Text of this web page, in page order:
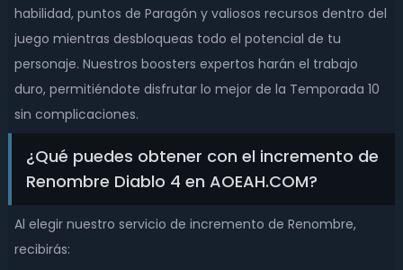
habilidad, puntos de Paragón y valiosos recursos dentro del
juego mientras desbloqueas todo el potencial de tu
personaje. Nuestros boosters expertos harán el trabajo
duro, permitiéndote disfrutar lo mejor de la Temporada 10
sin complicaciones.
¿Qué puedes obtener con el incremento de
Renombre Diablo 4 en AOEAH.COM?
Al elegir nuestro servicio de incremento de Renombre,
recibirás: